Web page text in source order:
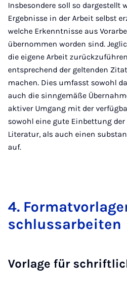
Insbesondere soll so dargestellt
Ergebnisse in der Arbeit selbst
welche Erkenntnisse aus
übernommen worden sind.
die eigene Arbeit
entsprechend der geltenden
machen. Dies umfasst sowohl
auch die sinngemäße
aktiver Umgang mit der
sowohl eine gute Einbettung
Literatur, als auch einen
auf.
4.
schluss­a­r­bei­ten
Vorlage für